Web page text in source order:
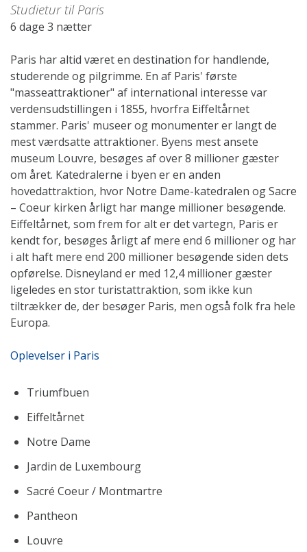
Studietur til Paris
6 dage 3 nætter
Paris har altid været en destination for handlende,
studerende og pilgrimme. En af Paris' første
"masseattraktioner" af international interesse var
verdensudstillingen i 1855, hvorfra Eiffeltårnet
stammer. Paris' museer og monumenter er langt de
mest værdsatte attraktioner. Byens mest ansete
museum Louvre, besøges af over 8 millioner gæster
om året. Katedralerne i byen er en anden
hovedattraktion, hvor Notre Dame-katedralen og Sacre
– Coeur kirken årligt har mange millioner besøgende.
Eiffeltårnet, som frem for alt er det vartegn, Paris er
kendt for, besøges årligt af mere end 6 millioner og har
i alt haft mere end 200 millioner besøgende siden dets
opførelse. Disneyland er med 12,4 millioner gæster
ligeledes en stor turistattraktion, som ikke kun
tiltrækker de, der besøger Paris, men også folk fra hele
Europa.
Oplevelser i Paris
Triumfbuen
Eiffeltårnet
Notre Dame
Jardin de Luxembourg
Sacré Coeur / Montmartre
Pantheon
Louvre